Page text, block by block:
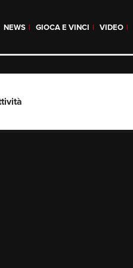
NEWS GIOCA E VINCI VIDEO